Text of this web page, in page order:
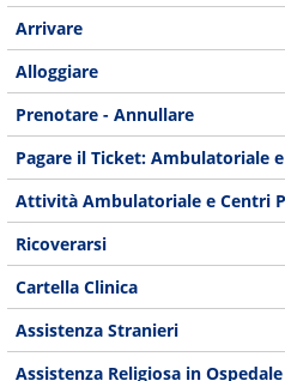
Arrivare
Alloggiare
Prenotare - Annullare
Pagare il Ticket: Ambulatoriale
Attività Ambulatoriale e Centri
Ricoverarsi
Cartella Clinica
Assistenza Stranieri
Assistenza Religiosa in Ospedale